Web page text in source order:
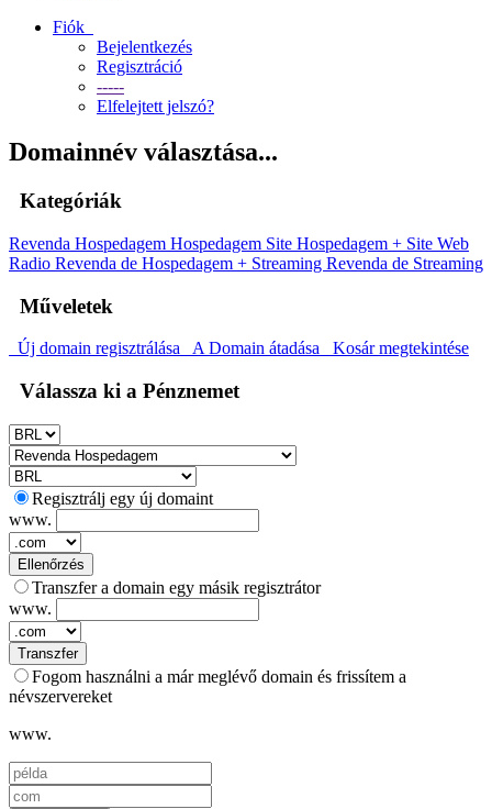
Fiók
Bejelentkezés
Regisztráció
-----
Elfelejtett jelszó?
Domainnév választása...
Kategóriák
Revenda Hospedagem Hospedagem Site Hospedagem + Site Web
Radio Revenda de Hospedagem + Streaming Revenda de Streaming
Műveletek
Új domain regisztrálása A Domain átadása Kosár megtekintése
Válassza ki a Pénznemet
Regisztrálj egy új domaint
www.
Ellenőrzés
Transzfer a domain egy másik regisztrátor
www.
Transzfer
Fogom használni a már meglévő domain és frissítem a
névszervereket
www.